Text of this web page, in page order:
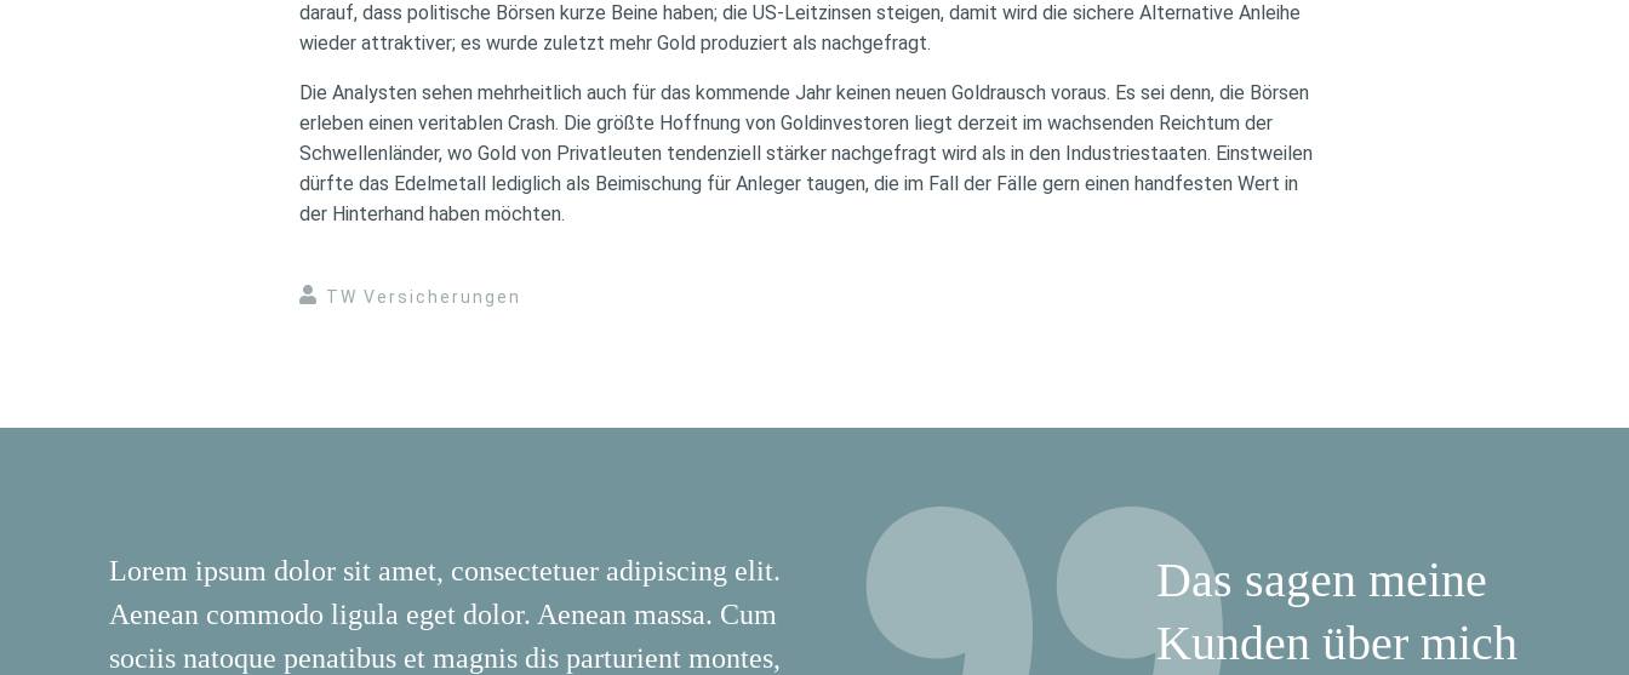
darauf, dass politische Börsen kurze Beine haben; die US-Leitzinsen steigen, damit wird die sichere Alternative Anleihe
wieder attraktiver; es wurde zuletzt mehr Gold produziert als nachgefragt.
Die Analysten sehen mehrheitlich auch für das kommende Jahr keinen neuen Goldrausch voraus. Es sei denn, die Börsen
erleben einen veritablen Crash. Die größte Hoffnung von Goldinvestoren liegt derzeit im wachsenden Reichtum der
Schwellenländer, wo Gold von Privatleuten tendenziell stärker nachgefragt wird als in den Industriestaaten. Einstweilen
dürfte das Edelmetall lediglich als Beimischung für Anleger taugen, die im Fall der Fälle gern einen handfesten Wert in
der Hinterhand haben möchten.
TW Versicherungen
Das sagen meine
Kunden über mich
Lorem ipsum dolor sit amet, consectetuer adipiscing elit.
Aenean commodo ligula eget dolor. Aenean massa. Cum
sociis natoque penatibus et magnis dis parturient montes,